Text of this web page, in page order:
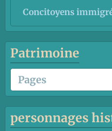
Concitoyens
Patrimoine
personnages